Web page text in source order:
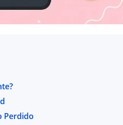
Perdido